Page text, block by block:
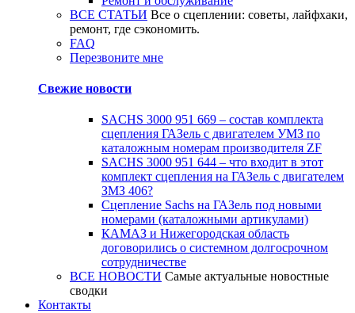
ВСЕ СТАТЬИ Все о сцеплении: советы, лайфхаки,
ремонт, где сэкономить.
FAQ
Перезвоните мне
Свежие новости
SACHS 3000 951 669 – состав комплекта
сцепления ГАЗель с двигателем УМЗ по
каталожным номерам производителя ZF
SACHS 3000 951 644 – что входит в этот
комплект сцепления на ГАЗель с двигателем
ЗМЗ 406?
Сцепление Sachs на ГАЗель под новыми
номерами (каталожными артикулами)
КАМАЗ и Нижегородская область
договорились о системном долгосрочном
сотрудничестве
ВСЕ НОВОСТИ Самые актуальные новостные
сводки
Контакты